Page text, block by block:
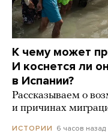
К чему может
И коснется ли
в Испании?
Рассказываем о
и причинах
ИСТОРИИ 6 часов назад